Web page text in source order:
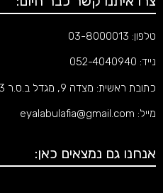
טלפון: 03-8000013
נייד: 052-4040940
כתובת ראשית: מצדה 9 , מגדל ב.ס.ר 3, קומה 7 | בני ברק
מייל: eyalabulafia@gmail.com
אנחנו גם נמצאים כאן: